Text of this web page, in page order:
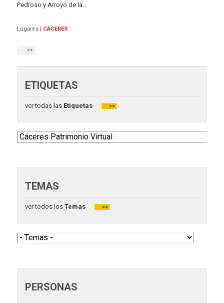
Pedroso y Arroyo de la…
Lugares | CÁCERES
>>
ETIQUETAS
ver todas las Etiquetas >>
TEMAS
ver todos losTemas >>
PERSONAS